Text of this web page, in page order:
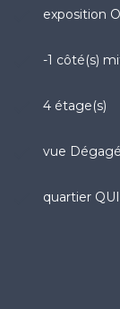
exposition
-1 côté(s)
4 étage(s)
vue
quartier